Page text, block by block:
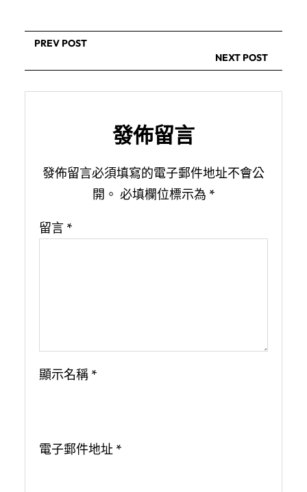
PREV POST
NEXT POST
發佈留言
發佈留言必須填寫的電子郵件地址不會公
開。 必填欄位標示為 *
留言 *
顯示名稱 *
電子郵件地址 *